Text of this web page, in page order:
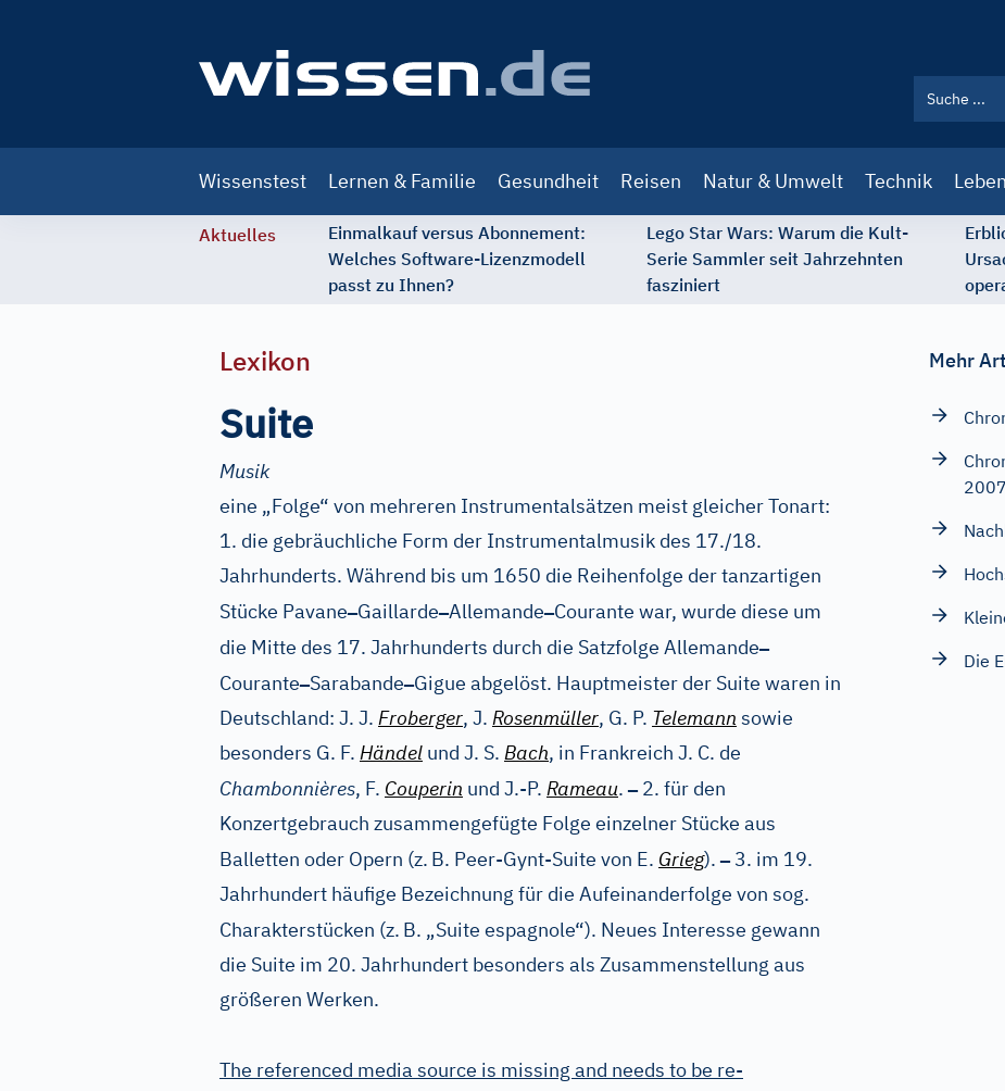
navigation
Wissenstest Lernen & Familie Gesundheit Reisen Natur & Umwelt Technik
Aktuelles
Einmalkauf versus Abonnement:
Welches Software-Lizenzmodell
passt zu Ihnen?
Lego Star Wars: Warum die Kult-
Serie Sammler seit Jahrzehnten
fasziniert
Lexikon
Suite
Musik
eine „Folge“ von mehreren Instrumentalsätzen meist gleicher Tonart:
1. die gebräuchliche Form der Instrumentalmusik des 17./18.
Jahrhunderts. Während bis um 1650 die Reihenfolge der tanzartigen
Stücke Pavane–Gaillarde–Allemande–Courante war, wurde diese um
die Mitte des 17. Jahrhunderts durch die Satzfolge Allemande–
Courante–Sarabande–Gigue abgelöst. Hauptmeister der Suite waren in
Deutschland: J. J. Froberger, J. Rosenmüller, G. P. Telemann sowie
besonders G. F. Händel und J. S. Bach, in Frankreich J. C. de
Chambonnières, F. Couperin und J.-P. Rameau.–2. für den
Konzertgebrauch zusammengefügte Folge einzelner Stücke aus
Balletten oder Opern (z. B. Peer-Gynt-Suite von E. Grieg).–3. im 19.
Jahrhundert häufige Bezeichnung für die Aufeinanderfolge von sog.
Charakterstücken (z. B. „Suite espagnole“). Neues Interesse gewann
die Suite im 20. Jahrhundert besonders als Zusammenstellung aus
größeren Werken.
The referenced media source is missing and needs to be re-
Mehr
2007
Die